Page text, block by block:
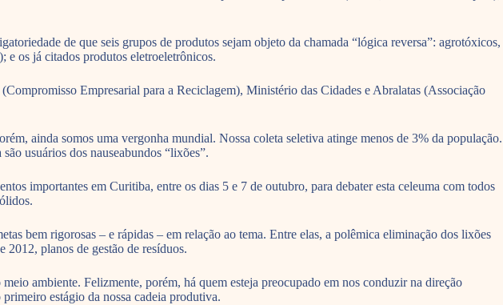
de que seis grupos de produtos sejam objeto da chamada “lógica reversa”: agrotóxicos,
e os já citados produtos eletroeletrônicos.
Empresarial para a Reciclagem), Ministério das Cidades e Abralatas (Associação
ainda somos uma vergonha mundial. Nossa coleta seletiva atinge menos de 3% da população.
usuários dos nauseabundos “lixões”.
importantes em Curitiba, entre os dias 5 e 7 de outubro, para debater esta celeuma com todos
bem rigorosas – e rápidas – em relação ao tema. Entre elas, a polêmica eliminação dos lixões
2012, planos de gestão de resíduos.
ambiente. Felizmente, porém, há quem esteja preocupado em nos conduzir na direção
estágio da nossa cadeia produtiva.